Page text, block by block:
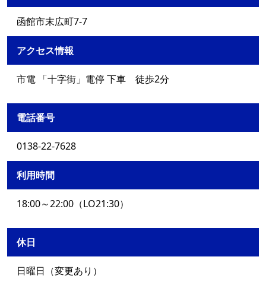
函館市末広町7-7
アクセス情報
市電 「十字街」電停 下車 徒歩2分
電話番号
0138-22-7628
利用時間
18:00～22:00（LO21:30）
休日
日曜日（変更あり）